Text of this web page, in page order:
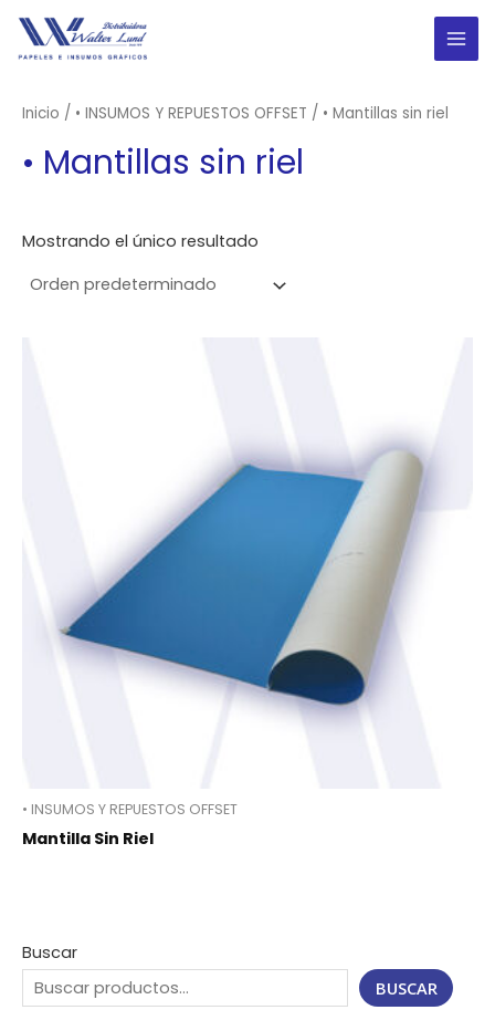
contenido
Buscar
BUSCAR
Inicio / • INSUMOS Y REPUESTOS OFFSET / • Mantillas sin riel
• Mantillas sin riel
Mostrando el único resultado
• INSUMOS Y REPUESTOS OFFSET
Mantilla Sin Riel